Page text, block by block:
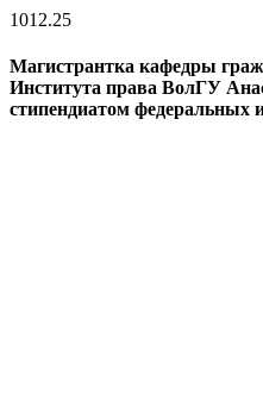
1012.25
Магистрантка кафедры
Института права ВолГУ
стипендиатом федеральных